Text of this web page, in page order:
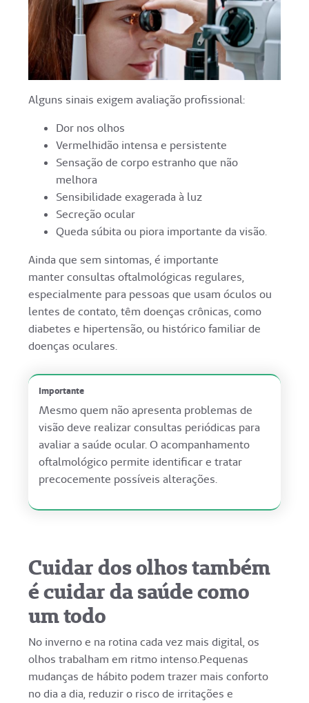
Alguns sinais exigem avaliação profissional:
Dor nos olhos
Vermelhidão intensa e persistente
Sensação de corpo estranho que não
melhora
Sensibilidade exagerada à luz
Secreção ocular
Queda súbita ou piora importante da visão.
Ainda que sem sintomas, é importante
manter consultas oftalmológicas regulares,
especialmente para pessoas que usam óculos ou
lentes de contato, têm doenças crônicas, como
diabetes e hipertensão, ou histórico familiar de
doenças oculares.
Importante
Mesmo quem não apresenta problemas de
visão deve realizar consultas periódicas para
avaliar a saúde ocular. O acompanhamento
oftalmológico permite identificar e tratar
precocemente possíveis alterações.
Cuidar dos olhos também
é cuidar da saúde como
um todo
No inverno e na rotina cada vez mais digital, os
olhos trabalham em ritmo intenso.Pequenas
mudanças de hábito podem trazer mais conforto
no dia a dia, reduzir o risco de irritações e